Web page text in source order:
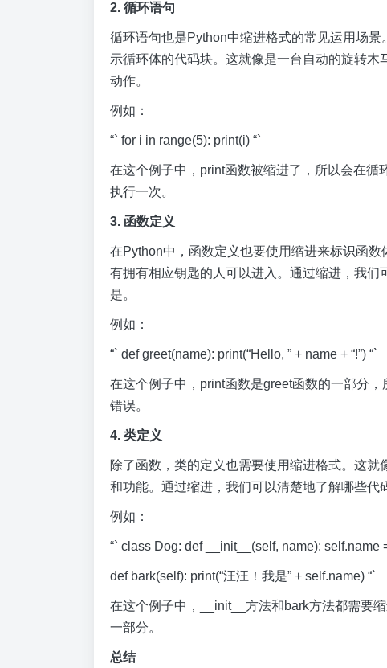
2. 循环语句
循环语句也是Python中缩进格式的常见运用场
示循环体的代码块。这就像是一台自动的旋转
动作。
例如：
“` for i in range(5): print(i) “`
在这个例子中，print函数被缩进了，所以会在
执行一次。
3. 函数定义
在Python中，函数定义也要使用缩进来标识函
有拥有相应钥匙的人可以进入。通过缩进，我
是。
例如：
“` def greet(name): print(“Hello, ” + name + “!”) “`
在这个例子中，print函数是greet函数的一部分
错误。
4. 类定义
除了函数，类的定义也需要使用缩进格式。这
和功能。通过缩进，我们可以清楚地了解哪些代
例如：
“` class Dog: def __init__(self, name): self.name
def bark(self): print(“汪汪！我是” + self.name) “`
在这个例子中，__init__方法和bark方法都需要
一部分。
总结